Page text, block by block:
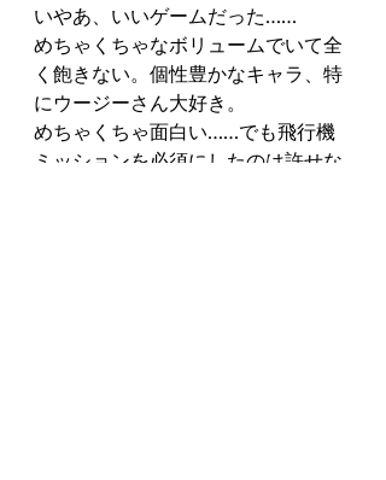
いやあ、いいゲームだった……
めちゃくちゃなボリュームでいて全
く飽きない。個性豊かなキャラ、特
にウージーさん大好き。
めちゃくちゃ面白い……でも飛行機
ミッションを必須にしたのは許せな